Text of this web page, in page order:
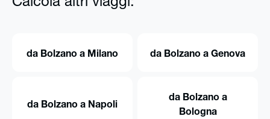
Calcola altri viaggi:
da Bolzano a Milano da Bolzano a Genova
da Bolzano a Napoli
da Bolzano a
Bologna